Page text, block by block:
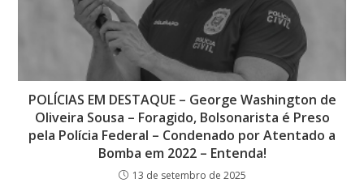
POLÍCIAS EM DESTAQUE – George Washington de
Oliveira Sousa – Foragido, Bolsonarista é Preso
pela Polícia Federal – Condenado por Atentado a
Bomba em 2022 – Entenda!
13 de setembro de 2025